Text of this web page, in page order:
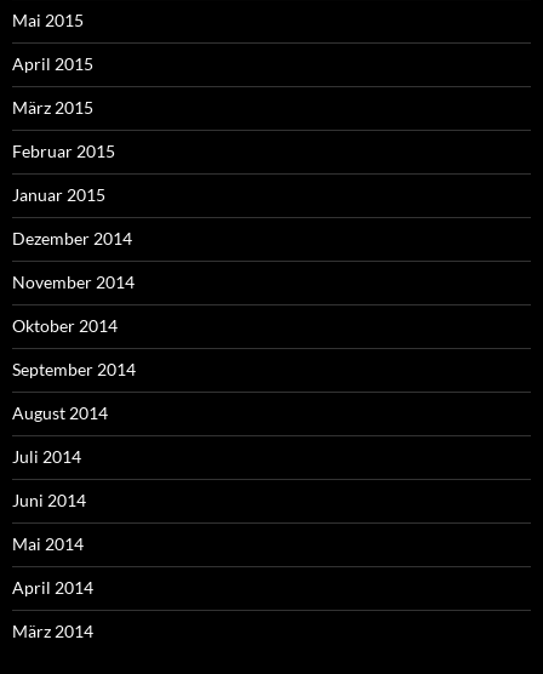
Mai 2015
April 2015
März 2015
Februar 2015
Januar 2015
Dezember 2014
November 2014
Oktober 2014
September 2014
August 2014
Juli 2014
Juni 2014
Mai 2014
April 2014
März 2014